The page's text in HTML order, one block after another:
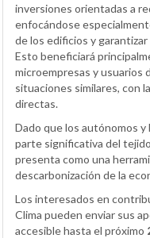
inversiones orientadas a
enfocándose
de los edificios y
Esto beneficiará
microempresas y
situaciones similares, con
directas.
Dado que los autónomos
parte significativa del
presenta como una
descarbonización de la
Los interesados en
Clima pueden enviar sus
accesible hasta el próximo